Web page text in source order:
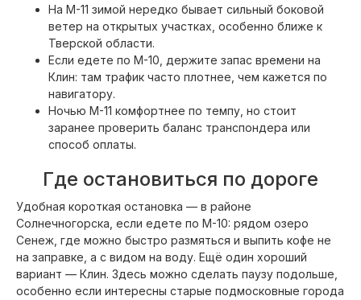
На М-11 зимой нередко бывает сильный боковой
ветер на открытых участках, особенно ближе к
Тверской области.
Если едете по М-10, держите запас времени на
Клин: там трафик часто плотнее, чем кажется по
навигатору.
Ночью М-11 комфортнее по темпу, но стоит
заранее проверить баланс транспондера или
способ оплаты.
Где остановиться по дороге
Удобная короткая остановка — в районе
Солнечногорска, если едете по М-10: рядом озеро
Сенеж, где можно быстро размяться и выпить кофе не
на заправке, а с видом на воду. Ещё один хороший
вариант — Клин. Здесь можно сделать паузу подольше,
особенно если интересны старые подмосковные города